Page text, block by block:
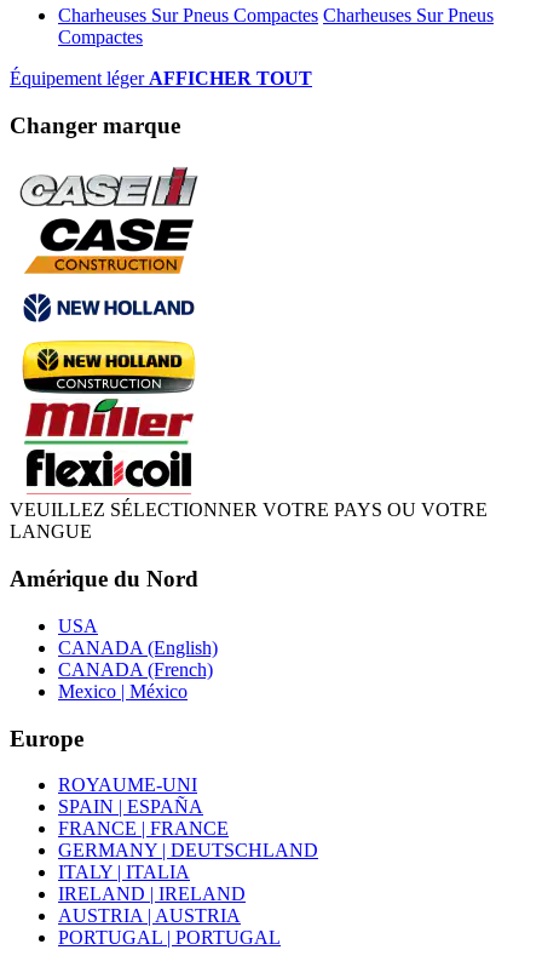
Charheuses Sur Pneus Compactes Charheuses Sur Pneus
Compactes
Équipement léger AFFICHER TOUT
Changer marque
VEUILLEZ SÉLECTIONNER VOTRE PAYS OU VOTRE
LANGUE
Amérique du Nord
USA
CANADA (English)
CANADA (French)
Mexico | México
Europe
ROYAUME-UNI
SPAIN | ESPAÑA
FRANCE | FRANCE
GERMANY | DEUTSCHLAND
ITALY | ITALIA
IRELAND | IRELAND
AUSTRIA | AUSTRIA
PORTUGAL | PORTUGAL